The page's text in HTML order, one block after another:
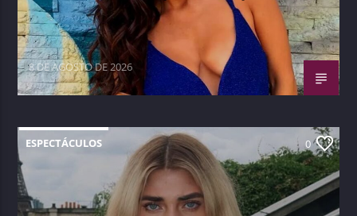
8 DE AGOSTO DE 2026
ESPECTÁCULOS 0